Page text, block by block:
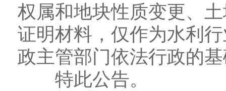
权属和地块性质变更、
证明材料，仅作为水利
政主管部门依法行政的
特此公告。